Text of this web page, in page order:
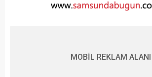
MOBİL REKLAM ALANI